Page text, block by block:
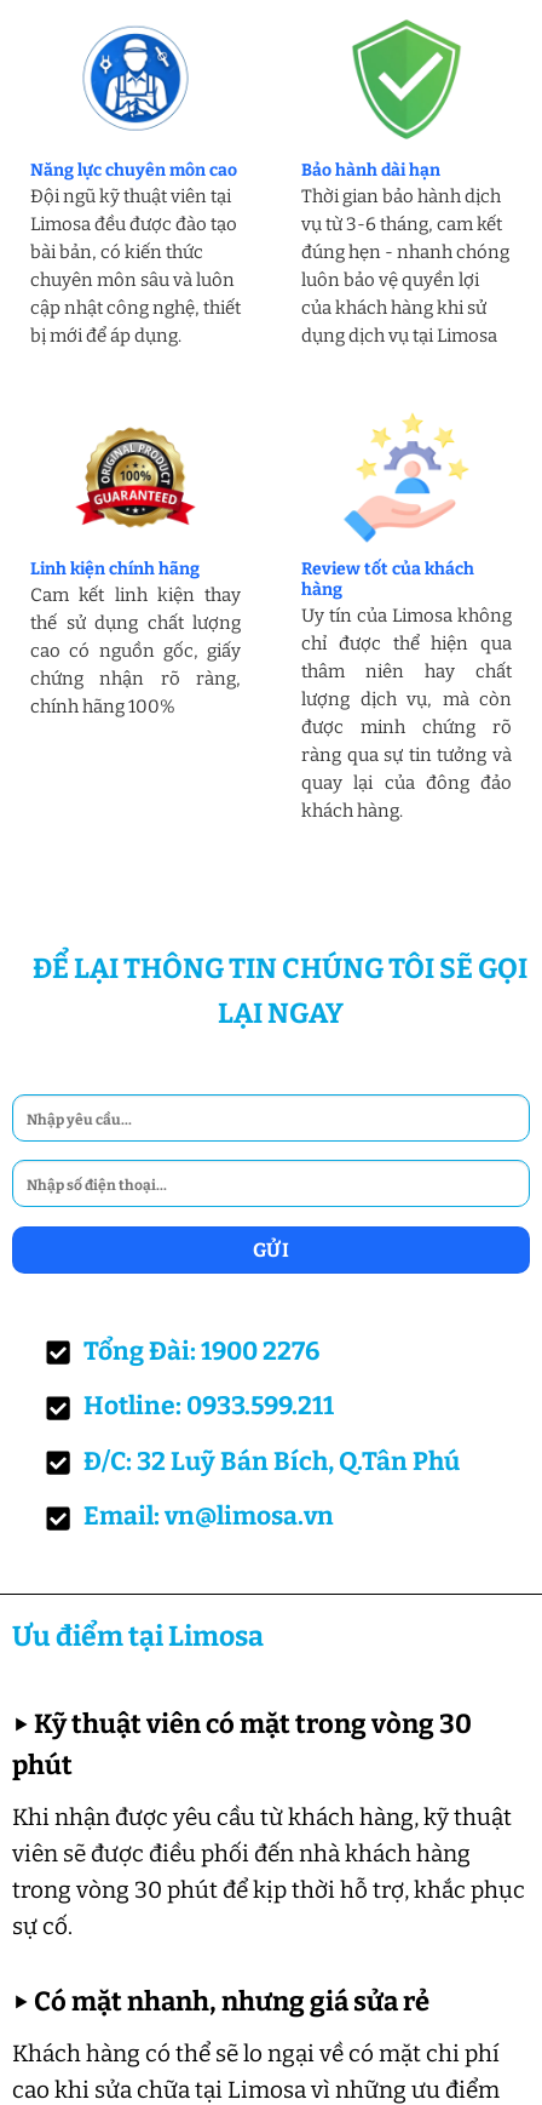
Năng lực chuyên môn cao
Đội ngũ kỹ thuật viên tại
Limosa đều được đào tạo
bài bản, có kiến thức
chuyên môn sâu và luôn
cập nhật công nghệ, thiết
bị mới để áp dụng.
Bảo hành dài hạn
Thời gian bảo hành dịch
vụ từ 3-6 tháng, cam kết
đúng hẹn - nhanh chóng
luôn bảo vệ quyền lợi
của khách hàng khi sử
dụng dịch vụ tại Limosa
Linh kiện chính hãng
Cam kết linh kiện thay
thế sử dụng chất lượng
cao có nguồn gốc, giấy
chứng nhận rõ ràng,
chính hãng 100%
Review tốt của khách
hàng
Uy tín của Limosa không
chỉ được thể hiện qua
thâm niên hay chất
lượng dịch vụ, mà còn
được minh chứng rõ
ràng qua sự tin tưởng và
quay lại của đông đảo
khách hàng.
ĐỂ LẠI THÔNG TIN CHÚNG TÔI SẼ GỌI
LẠI NGAY
Tổng Đài: 1900 2276
Hotline: 0933.599.211
Đ/C: 32 Luỹ Bán Bích, Q.Tân Phú
Email: vn@limosa.vn
Ưu điểm tại Limosa
▶Kỹ thuật viên có mặt trong vòng 30
phút
Khi nhận được yêu cầu từ khách hàng, kỹ thuật
viên sẽ được điều phối đến nhà khách hàng
trong vòng 30 phút để kịp thời hỗ trợ, khắc phục
sự cố.
▶ Có mặt nhanh, nhưng giá sửa rẻ
Khách hàng có thể sẽ lo ngại về có mặt chi phí
cao khi sửa chữa tại Limosa vì những ưu điểm